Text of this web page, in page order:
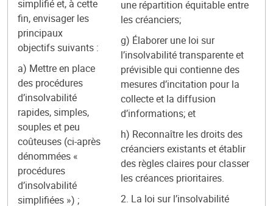
simplifié et, à cette
fin, envisager les
principaux
objectifs suivants :
a) Mettre en place
des procédures
d’insolvabilité
rapides, simples,
souples et peu
coûteuses (ci-après
dénommées «
procédures
d’insolvabilité
simplifiées ») ;
une répartition équitable entre
les créanciers;
g) Élaborer une loi sur
l’insolvabilité transparente et
prévisible qui contienne des
mesures d’incitation pour la
collecte et la diffusion
d’informations; et
h) Reconnaître les droits des
créanciers existants et établir
des règles claires pour classer
les créances prioritaires.
2. La loi sur l’insolvabilité